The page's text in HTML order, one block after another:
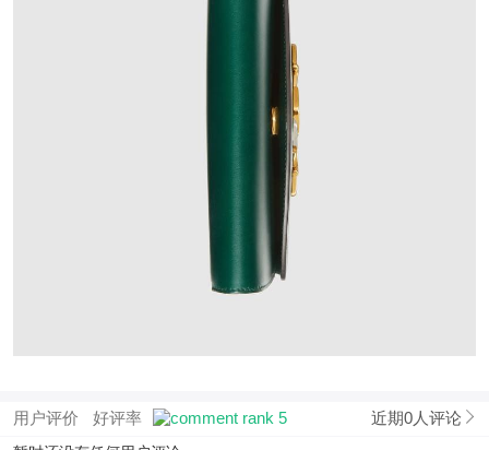
用户评价 好评率 近期0人评论